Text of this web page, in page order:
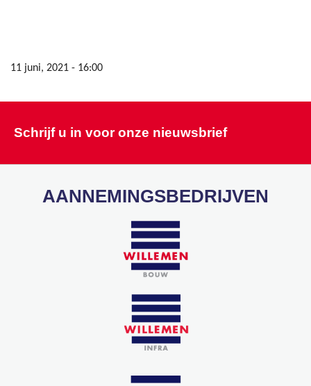
11 juni, 2021 - 16:00
Schrijf u in voor onze nieuwsbrief
AANNEMINGSBEDRIJVEN